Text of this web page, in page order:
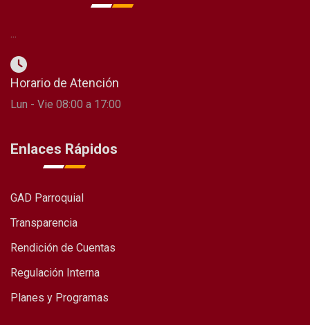
Horario de Atención
Lun - Vie 08:00 a 17:00
Enlaces Rápidos
GAD Parroquial
Transparencia
Rendición de Cuentas
Regulación Interna
Planes y Programas